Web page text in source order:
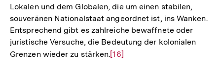
Lokalen und dem Globalen, die um einen stabilen,
souveränen Nationalstaat angeordnet ist, ins Wanken.
Entsprechend gibt es zahlreiche bewaffnete oder
juristische Versuche, die Bedeutung der kolonialen
Grenzen wieder zu stärken.Zur
[16]